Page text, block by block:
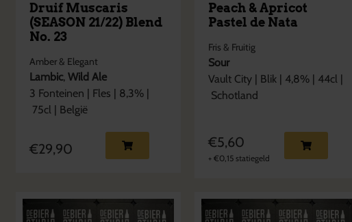
Druif Muscaris
(SEASON 21/22) Blend
No. 23
Amber & Elegant
Lambic, Wild Ale
3 Fonteinen
Fles 8,3% |
75cl
België
€29,90
Peach & Apricot
Pastel de Nata
Fris & Fruitig
Sour
Vault City
Blik 4,8% | 44cl
Schotland
€5,60
+€0,15 statiegeld